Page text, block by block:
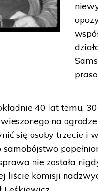
40 lat temu,
na
się osoby trzecie i
samobójstwo
nie została
liście komisji